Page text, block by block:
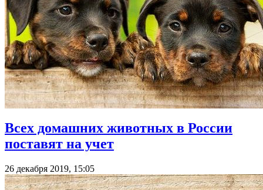
Всех домашних животных в России
поставят на учет
26 декабря 2019, 15:05